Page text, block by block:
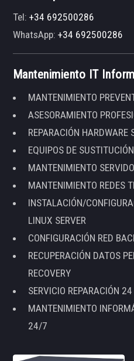
Tel:+34 692500286
WhatsApp:+34 692500286
Mantenimiento IT
MANTENIMIENTO
ASESORAMIENTO
REPARACIÓN HARDWARE
EQUIPOS DE
MANTENIMIENTO
MANTENIMIENTO REDES
INSTALACIÓN/
LINUX SERVER
CONFIGURACIÓN RED
RECUPERACIÓN DATOS
RECOVERY
SERVICIO REPARACIÓN
MANTENIMIENTO
24/7